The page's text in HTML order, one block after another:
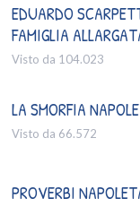
EDUARDO
FAMIGLIA
Visto da 104.023
LA SMORFIA
Visto da 66.572
PROVERBI